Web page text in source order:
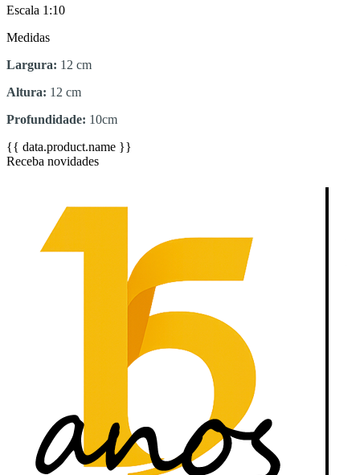
Escala 1:10
Medidas
Largura: 12 cm
Altura: 12 cm
Profundidade: 10cm
{{ data.product.name }}
Receba novidades